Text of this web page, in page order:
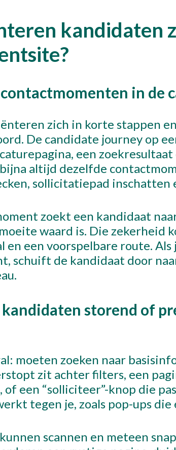
kandidaten
in de
zich in korte stappen
De candidate journey op
een
altijd dezelfde
sollicitatiepad inschatten
zoekt een kandidaat
waard is. Die zekerheid
en een voorspelbare route. Als
schuift de kandidaat door
storend of
moeten zoeken naar
zit achter filters, een
of een “solliciteer”-knop die
tegen je, zoals pop-ups
scannen en meteen